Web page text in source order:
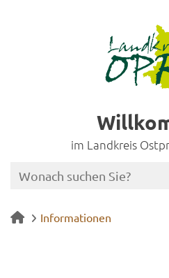
im Landkreis
Informationen